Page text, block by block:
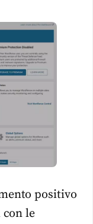
positivo
le